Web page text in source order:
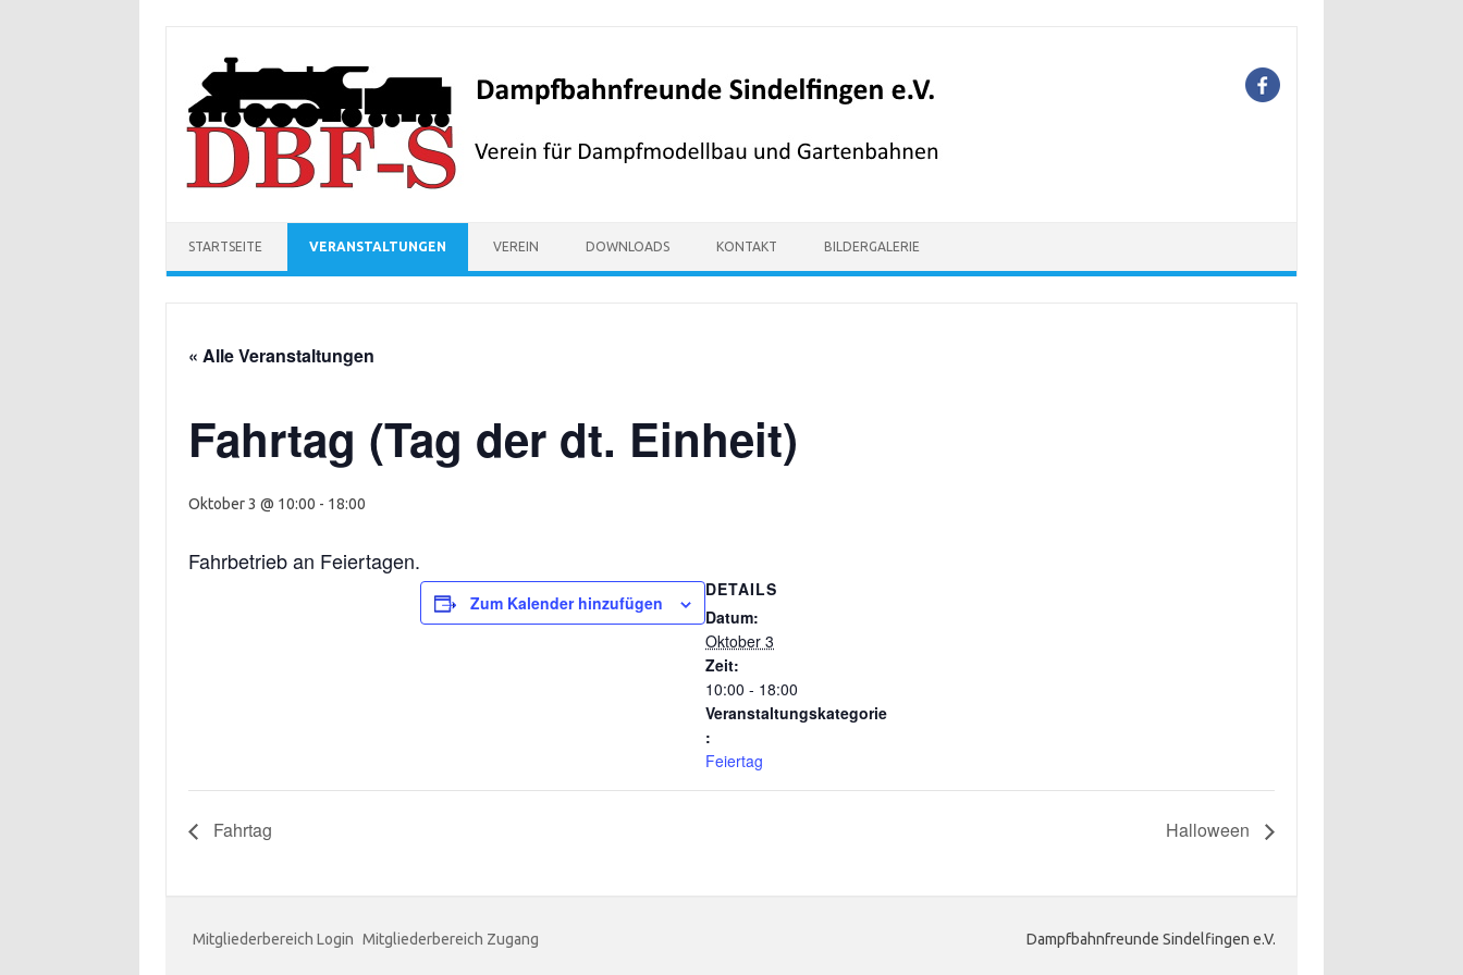
STARTSEITE VERANSTALTUNGEN VEREIN DOWNLOADS KONTAKT BILDERGALERIE
« Alle Veranstaltungen
Fahrtag (Tag der dt. Einheit)
Oktober 3 @ 10:00 - 18:00
Fahrbetrieb an Feiertagen.
Zum Kalender hinzufügen
DETAILS
Datum:
Oktober 3
Zeit:
10:00 - 18:00
Veranstaltungskategorie
:
Feiertag
Fahrtag Halloween
Mitgliederbereich Login Mitgliederbereich Zugang Dampfbahnfreunde Sindelfingen e.V.